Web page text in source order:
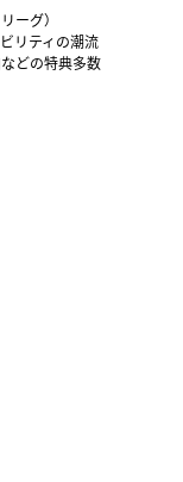
ーグ）
リティの潮流
どの特典多数